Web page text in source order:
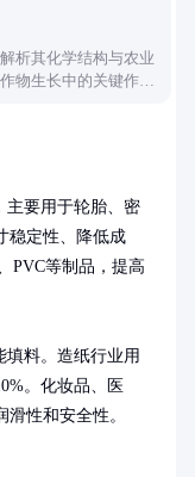
析其化学结构与农业
物生长中的关键作
主要用于轮胎、密
稳定性、降低成
PVC等制品，提高
填料。造纸行业用
。化妆品、医
性和安全性。